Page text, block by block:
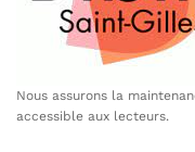
Nous assurons la
accessible aux lecteurs.